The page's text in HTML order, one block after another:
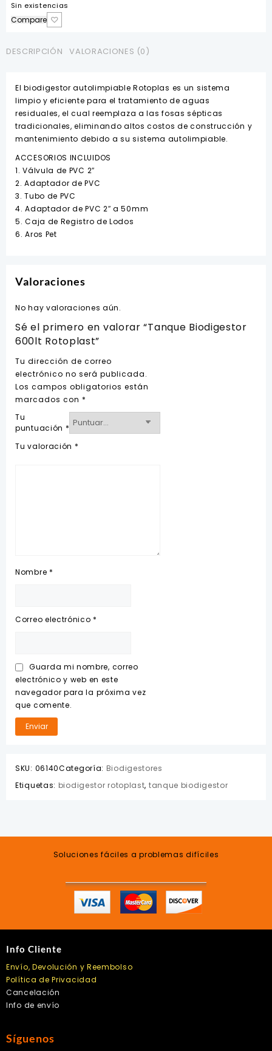
Sin existencias
Compare
DESCRIPCIÓN VALORACIONES (0)
El biodigestor autolimpiable Rotoplas es un sistema
limpio y eficiente para el tratamiento de aguas
residuales, el cual reemplaza a las fosas sépticas
tradicionales, eliminando altos costos de construcción y
mantenimiento debido a su sistema autolimpiable.
ACCESORIOS INCLUIDOS
1. Válvula de PVC 2″
2. Adaptador de PVC
3. Tubo de PVC
4. Adaptador de PVC 2″ a 50mm
5. Caja de Registro de Lodos
6. Aros Pet
Valoraciones
No hay valoraciones aún.
Sé el primero en valorar “Tanque Biodigestor
600lt Rotoplast”
Tu dirección de correo
electrónico no será publicada.
Los campos obligatorios están
marcados con *
Tu
puntuación *
Tu valoración *
Nombre *
Correo electrónico *
Guarda mi nombre, correo
electrónico y web en este
navegador para la próxima vez
que comente.
SKU: 06140Categoría: Biodigestores
Etiquetas: biodigestor rotoplast, tanque biodigestor
Soluciones fáciles a problemas difíciles
Info Cliente
Envío, Devolución y Reembolso
Política de Privacidad
Cancelación
Info de envío
Síguenos